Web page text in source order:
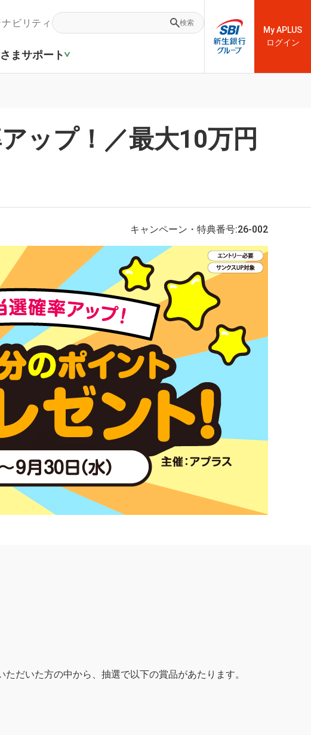
ビリティ 検索
まサポート
My APLUS
ログイン
ップ！／最大10万円
キャンペーン・特典番号:26-002
だいた方の中から、抽選で以下の賞品があたります。